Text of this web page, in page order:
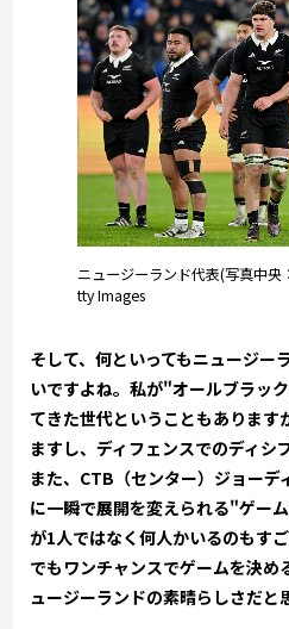
ニュージーランド代表(写真中
tty Images
そして、何といってもニュージー
いですよね。私が"オールブラッ
てきた世代ということもあります
ますし、ディフェンスでのディシ
また、CTB（センター）ジョーデ
に一瞬で展開を変えられる"ゲー
が1人ではなく何人かいるのもす
でもワンチャンスでゲームを決め
ュージーランドの素晴らしさだと